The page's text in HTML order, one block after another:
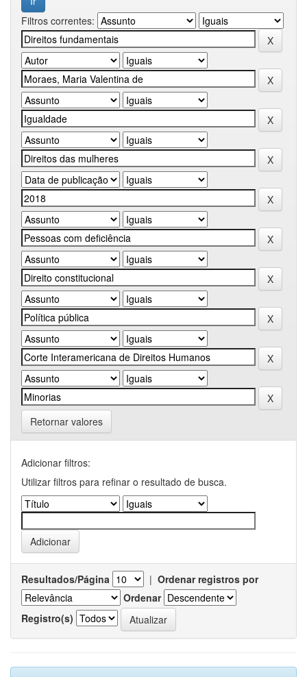
Filtros correntes:
Retornar valores
Adicionar filtros:
Utilizar filtros para refinar o resultado de busca.
Resultados/Página | Ordenar registros por
Ordenar
Registro(s)